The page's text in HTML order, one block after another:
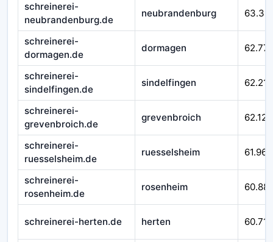
schreinerei-
neubrandenburg.de
neubrandenburg 63.311
schreinerei-
dormagen.de
dormagen
schreinerei-
sindelfingen.de
sindelfingen 62.215
schreinerei-
grevenbroich.de
grevenbroich 62.124
schreinerei-
ruesselsheim.de
ruesselsheim 61.967
schreinerei-
rosenheim.de
rosenheim
schreinerei-herten.de herten 60.710